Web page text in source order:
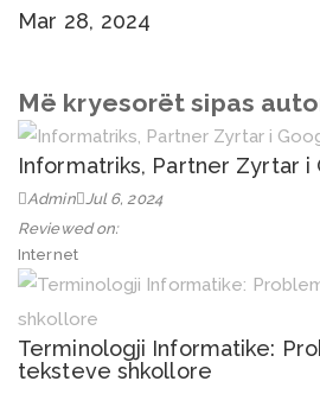
Mar 28, 2024
Më kryesorët sipas
Informatriks, Partner Zyrtar i
Admin Jul 6, 2024
Reviewed on:
Internet
Terminologji Informatike:
teksteve shkollore